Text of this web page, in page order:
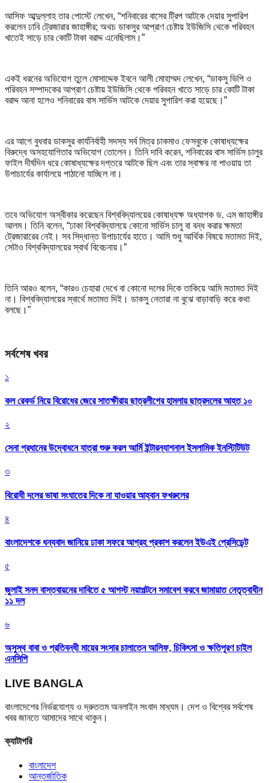
আসিফ আব্দুল্লাহ তার পোস্টে লেখেন, “শনিবারের বাসের ট্রিপ আটকে দেয়ার সুপারিশ
করলেন ঢাবি ট্রেজারার জাহাঙ্গীর; অথচ ডাকসুর আপ্রাণ চেষ্টায় ইউজিসি থেকে পরিবহন
খাতেই সাড়ে চার কোটি টাকা বরাদ্দ এনেছিলাম।”
একই ধরনের অভিযোগ তুলে মোসাদ্দেক ইবনে আলী মোহাম্মদ লেখেন, “ডাকসু ভিপি ও
পরিবহন সম্পাদকের আপ্রাণ চেষ্টায় ইউজিসি থেকে পরিবহন খাতে সাড়ে চার কোটি টাকা
বরাদ্দ আনা হলেও শনিবারের বাস সার্ভিস আটকে দেয়ার সুপারিশ করা হয়েছে।”
এর আগে বুধবার ডাকসুর কার্যনির্বাহী সদস্য সর্ব মিত্র চাকমাও ফেসবুকে কোষাধ্যক্ষের
বিরুদ্ধে অসহযোগিতার অভিযোগ তোলেন। তিনি দাবি করেন, শনিবারের বাস সার্ভিস চালুর
ফাইল দীর্ঘদিন ধরে কোষাধ্যক্ষের দপ্তরে আটকে ছিল এবং তার স্বাক্ষর না পাওয়ায় তা
উপাচার্যের কার্যালয়ে পাঠানো যাচ্ছিল না।
তবে অভিযোগ অস্বীকার করেছেন বিশ্ববিদ্যালয়ের কোষাধ্যক্ষ অধ্যাপক ড. এম জাহাঙ্গীর
আলম। তিনি বলেন, “ঢাকা বিশ্ববিদ্যালয়ে কোনো সার্ভিস চালু বা বন্ধ করার ক্ষমতা
ট্রেজারারের নেই। সব সিদ্ধান্ত উপাচার্যের হাতে। আমি শুধু আর্থিক বিষয়ে মতামত দিই,
সেটাও বিশ্ববিদ্যালয়ের স্বার্থ বিবেচনায়।”
তিনি আরও বলেন, “কারও চেহারা দেখে বা কোনো দলের দিকে তাকিয়ে আমি মতামত দিই
না। বিশ্ববিদ্যালয়ের স্বার্থে মতামত দিই। ডাকসু নেতারা না বুঝে বাড়াবাড়ি করে কথা
বলছে।”
সর্বশেষ খবর
১
কল রেকর্ড নিয়ে বিরোধের জেরে সাতক্ষীরায় ছাত্রলীগের হামলায় ছাত্রদলের আহত ১০
২
সেনা প্রধানের উদ্বোধনে যাত্রা শুরু করল আর্মি ইন্টারন্যাশনাল ইসলামিক ইনস্টিটিউট
৩
বিরোধী দলের ভাষা সংঘাতের দিকে না যাওয়ার আহ্বান ফখরুলের
৪
বাংলাদেশকে ধন্যবাদ জানিয়ে ঢাকা সফরে আগ্রহ প্রকাশ করলেন ইউএই প্রেসিডেন্ট
৫
জুলাই সনদ বাস্তবায়নের দাবিতে ৫ আগস্ট নয়াপল্টনে সমাবেশ করবে জামায়াত নেতৃত্বাধীন
১১ দল
৬
অসুস্থ বাবা ও প্রতিবন্ধী মায়ের সংসার চালাতেন আলিফ, চিকিৎসা ও ক্ষতিপূরণ চাইল
এনসিপি
LIVE BANGLA
বাংলাদেশের নির্ভরযোগ্য ও দ্রুততম অনলাইন সংবাদ মাধ্যম। দেশ ও বিশ্বের সর্বশেষ
খবর জানতে আমাদের সাথে থাকুন।
ক্যাটাগরি
বাংলাদেশ
আন্তর্জাতিক